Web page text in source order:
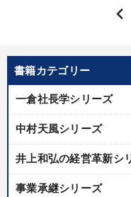
書籍カテゴリー
一倉社長学シリーズ
中村天風シリーズ
井上和弘の経営革新シ
事業承継シリーズ
keyboard_arrow_left